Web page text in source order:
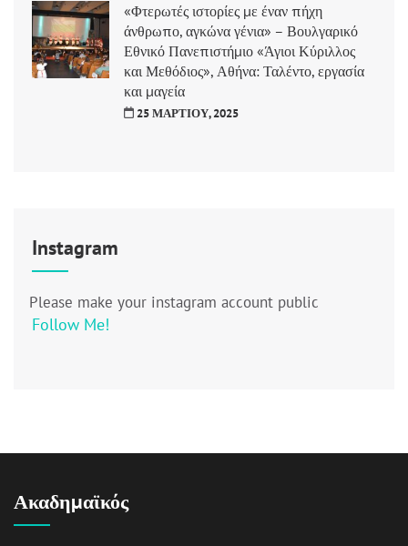
«Φτερωτές ιστορίες με έναν πήχη
άνθρωπο, αγκώνα γένια» – Βουλγαρικό
Εθνικό Πανεπιστήμιο «Άγιοι Κύριλλος
και Μεθόδιος», Αθήνα: Ταλέντο, εργασία
και μαγεία
25 ΜΑΡΤΊΟΥ, 2025
Instagram
Please make your instagram account public
Follow Me!
Ακαδημαϊκός